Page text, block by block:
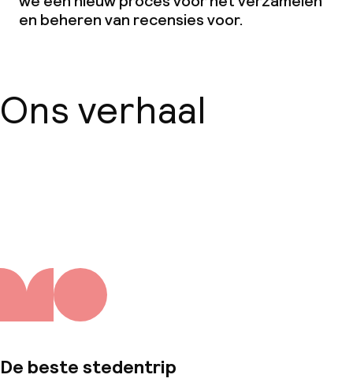
en beheren van recensies voor.
Ons verhaal
De beste stedentrip